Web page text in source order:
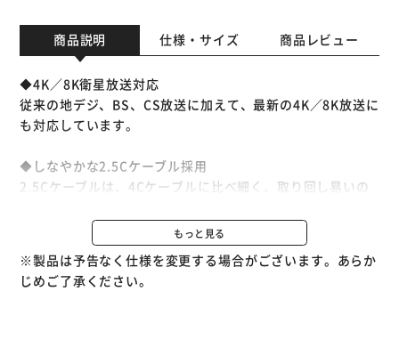
商品説明 仕様・サイズ 商品レビュー
◆4K／8K衛星放送対応
従来の地デジ、BS、CS放送に加えて、最新の4K／8K放送に
も対応しています。
◆しなやかな2.5Cケーブル採用
2.5Cケーブルは、4Cケーブルに比べ細く、取り回し易いの
◆配線しやすいL字差込式／しっかり接続ネジ式コネクタ
L字差込式コネクタは、狭い隙間にあるアンテナコンセント
への接続に最適です。機器にはもう一方のネジ式コネクタで
もっと見る
※製品は予告なく仕様を変更する場合がございます。あらか
じめご了承ください。